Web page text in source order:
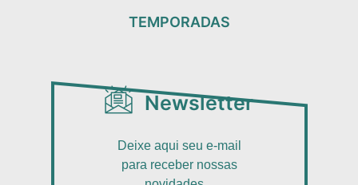
TEMPORADAS
Newsletter
Deixe aqui seu e-mail
para receber nossas